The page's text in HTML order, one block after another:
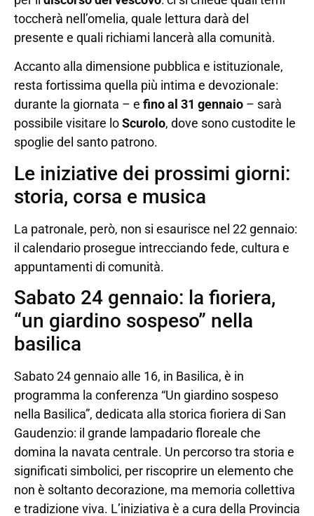
toccherà nell’omelia, quale lettura darà del
presente e quali richiami lancerà alla comunità.
Accanto alla dimensione pubblica e istituzionale,
resta fortissima quella più intima e devozionale:
durante la giornata – e fino al 31 gennaio – sarà
possibile visitare loScurolo, dove sono custodite le
spoglie del santo patrono.
Le iniziative dei prossimi giorni:
storia, corsa e musica
La patronale, però, non si esaurisce nel 22 gennaio:
il calendario prosegue intrecciando fede, cultura e
appuntamenti di comunità.
Sabato 24 gennaio: la fioriera,
“un giardino sospeso” nella
basilica
Sabato 24 gennaio alle 16, in Basilica, è in
programma la conferenza “Un giardino sospeso
nella Basilica”, dedicata alla storica fioriera di San
Gaudenzio: il grande lampadario floreale che
domina la navata centrale. Un percorso tra storia e
significati simbolici, per riscoprire un elemento che
non è soltanto decorazione, ma memoria collettiva
e tradizione viva. L’iniziativa è a cura della Provincia